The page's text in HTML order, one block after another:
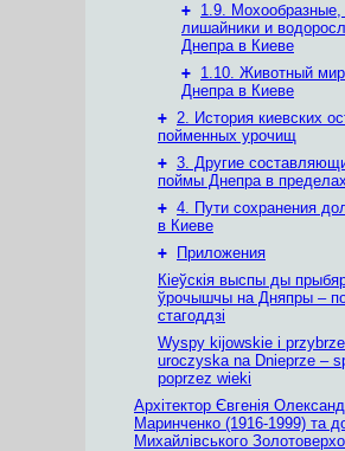
+ 1.9. Мохообразные,
лишайники и
Днепра в Киеве
+ 1.10. Животный
Днепра в Киеве
+ 2. История киевских
пойменных урочищ
+ 3. Другие
поймы Днепра в
+ 4. Пути сохранения
в Киеве
+
Приложения
Кіеўскія выспы ды
ўрочышчы на Дняпры –
стагоддзі
Wyspy kijowskie i
uroczyska na Dnieprze –
poprzez wieki
Архітектор Євгенія
Маринченко (1916-1999) та
Михайлівського